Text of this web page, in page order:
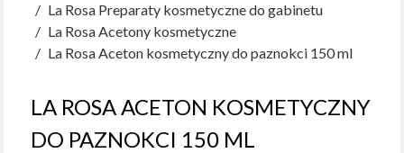
La Rosa Preparaty kosmetyczne do gabinetu
La Rosa Acetony kosmetyczne
La Rosa Aceton kosmetyczny do paznokci 150 ml
LA ROSA ACETON KOSMETYCZNY
DO PAZNOKCI 150 ML